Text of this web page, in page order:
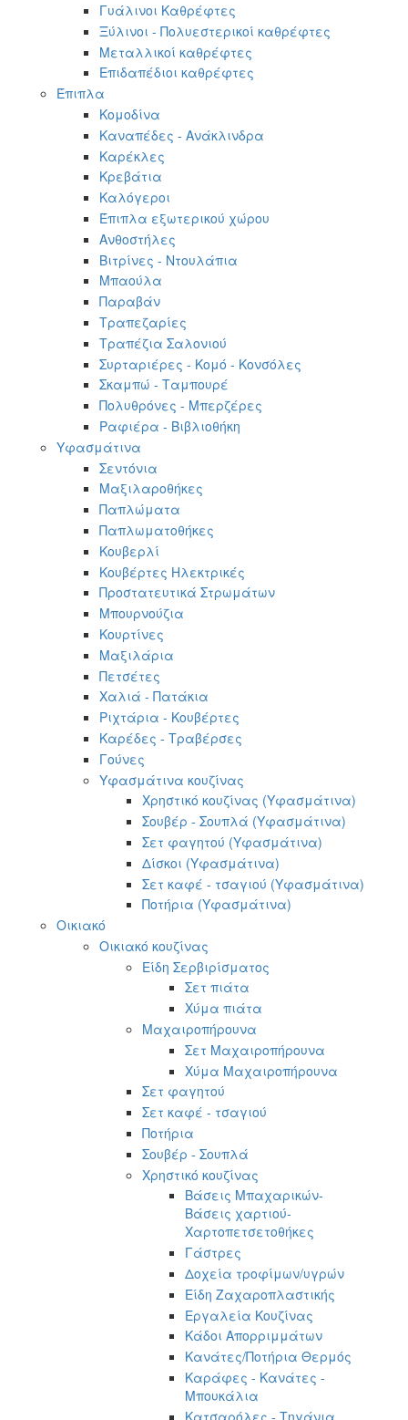
Γυάλινοι Καθρέφτες
Ξύλινοι - Πολυεστερικοί καθρέφτες
Μεταλλικοί καθρέφτες
Επιδαπέδιοι καθρέφτες
Έπιπλα
Κομοδίνα
Καναπέδες - Ανάκλινδρα
Καρέκλες
Κρεβάτια
Καλόγεροι
Έπιπλα εξωτερικού χώρου
Ανθοστήλες
Βιτρίνες - Ντουλάπια
Μπαούλα
Παραβάν
Τραπεζαρίες
Τραπέζια Σαλονιού
Συρταριέρες - Κομό - Κονσόλες
Σκαμπώ - Ταμπουρέ
Πολυθρόνες - Μπερζέρες
Ραφιέρα - Βιβλιοθήκη
Υφασμάτινα
Σεντόνια
Μαξιλαροθήκες
Παπλώματα
Παπλωματοθήκες
Κουβερλί
Κουβέρτες Ηλεκτρικές
Προστατευτικά Στρωμάτων
Μπουρνούζια
Κουρτίνες
Μαξιλάρια
Πετσέτες
Χαλιά - Πατάκια
Ριχτάρια - Κουβέρτες
Καρέδες - Τραβέρσες
Γούνες
Υφασμάτινα κουζίνας
Χρηστικό κουζίνας (Υφασμάτινα)
Σουβέρ - Σουπλά (Υφασμάτινα)
Σετ φαγητού (Υφασμάτινα)
Δίσκοι (Υφασμάτινα)
Σετ καφέ - τσαγιού (Υφασμάτινα)
Ποτήρια (Υφασμάτινα)
Οικιακό
Οικιακό κουζίνας
Είδη Σερβιρίσματος
Σετ πιάτα
Χύμα πιάτα
Μαχαιροπήρουνα
Σετ Μαχαιροπήρουνα
Χύμα Μαχαιροπήρουνα
Σετ φαγητού
Σετ καφέ - τσαγιού
Ποτήρια
Σουβέρ - Σουπλά
Χρηστικό κουζίνας
Βάσεις Μπαχαρικών-
Βάσεις χαρτιού-
Χαρτοπετσετοθήκες
Γάστρες
Δοχεία τροφίμων/υγρών
Είδη Ζαχαροπλαστικής
Εργαλεία Κουζίνας
Κάδοι Απορριμμάτων
Κανάτες/Ποτήρια Θερμός
Καράφες - Κανάτες -
Μπουκάλια
Κατσαρόλες - Τηγάνια